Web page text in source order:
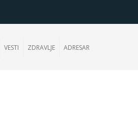
VESTI ZDRAVLJE ADRESAR